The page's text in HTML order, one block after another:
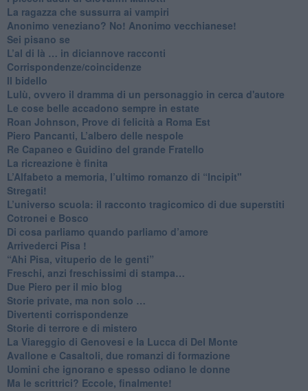
​La ragazza che sussurra ai vampiri
​Anonimo veneziano? No! Anonimo vecchianese!
​Sei pisano se
​L’al di là … in diciannove racconti
Corrispondenze/coincidenze
Il bidello
Lulù, ovvero il dramma di un personaggio in cerca d'autore
Le cose belle accadono sempre in estate
Roan Johnson, Prove di felicità a Roma Est
Piero Pancanti, L’albero delle nespole
Re Capaneo e Guidino del grande Fratello
La ricreazione è finita
​L’Alfabeto a memoria, l’ultimo romanzo di “Incipit"
​Stregati!
L’universo scuola: il racconto tragicomico di due superstiti
Cotronei e Bosco
Di cosa parliamo quando parliamo d’amore
Arrivederci Pisa !
​“Ahi Pisa, vituperio de le genti”
Freschi, anzi freschissimi di stampa…
​Due Piero per il mio blog
​Storie private, ma non solo …
Divertenti corrispondenze
Storie di terrore e di mistero
La Viareggio di Genovesi e la Lucca di Del Monte
Avallone e Casaltoli, due romanzi di formazione
​Uomini che ignorano e spesso odiano le donne
Ma le scrittrici? Eccole, finalmente!